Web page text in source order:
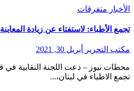
الأخبار متفرقات
تجمع الأطباء: لاستفتاء عن زيادة المعاينة
مكتب التحرير أبريل 30, 2021
محطات نيوز – دعت اللجنة النقابية في قطاع الاطباء المركزي في
تجمع الاطباء في لبنان،...